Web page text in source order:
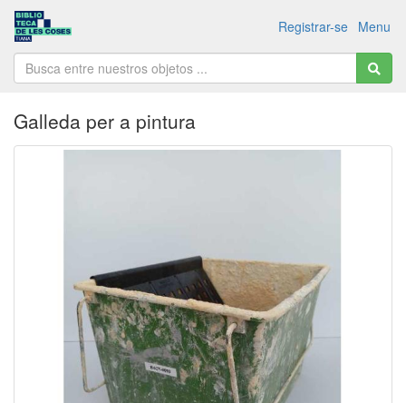
Menu
Registrar-se
Galleda per a pintura